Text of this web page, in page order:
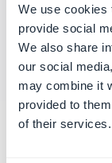
We use cookies
provide social
We also share
our social
may combine it
provided to
of their services.
Gestionar las